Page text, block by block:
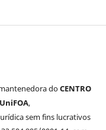
doCENTRO
,
sem fins lucrativos